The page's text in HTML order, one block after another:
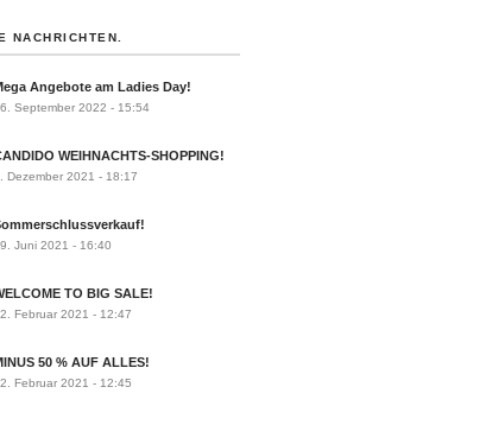
NACHRICHTEN.
Angebote am Ladies Day!
September 2022 - 15:54
WEIHNACHTS-SHOPPING!
Dezember 2021 - 18:17
Juni 2021 - 16:40
TO BIG SALE!
Februar 2021 - 12:47
50 % AUF ALLES!
Februar 2021 - 12:45